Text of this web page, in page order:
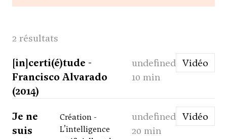
2 résultats
[in]certi(é)tude -
Francisco Alvarado
(2014)
undefined
10 min
Vidéo
Je ne
suis
Création -
L’intelligence
undefined
20 min
Vidéo